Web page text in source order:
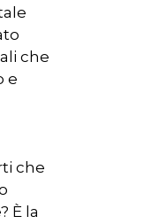
che
e
che
È la